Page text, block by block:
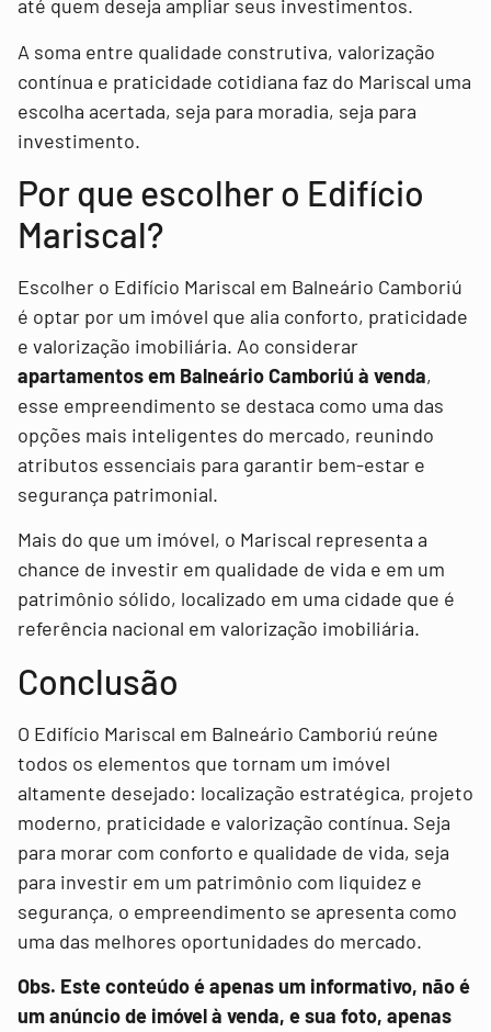
até quem deseja ampliar seus investimentos.
A soma entre qualidade construtiva, valorização
contínua e praticidade cotidiana faz do Mariscal uma
escolha acertada, seja para moradia, seja para
investimento.
Por que escolher o Edifício
Mariscal?
Escolher o Edifício Mariscal em Balneário Camboriú
é optar por um imóvel que alia conforto, praticidade
e valorização imobiliária. Ao considerar
apartamentos em Balneário Camboriú à venda,
esse empreendimento se destaca como uma das
opções mais inteligentes do mercado, reunindo
atributos essenciais para garantir bem-estar e
segurança patrimonial.
Mais do que um imóvel, o Mariscal representa a
chance de investir em qualidade de vida e em um
patrimônio sólido, localizado em uma cidade que é
referência nacional em valorização imobiliária.
Conclusão
O Edifício Mariscal em Balneário Camboriú reúne
todos os elementos que tornam um imóvel
altamente desejado: localização estratégica, projeto
moderno, praticidade e valorização contínua. Seja
para morar com conforto e qualidade de vida, seja
para investir em um patrimônio com liquidez e
segurança, o empreendimento se apresenta como
uma das melhores oportunidades do mercado.
Obs. Este conteúdo é apenas um informativo, não é
um anúncio de imóvel à venda, e sua foto, apenas